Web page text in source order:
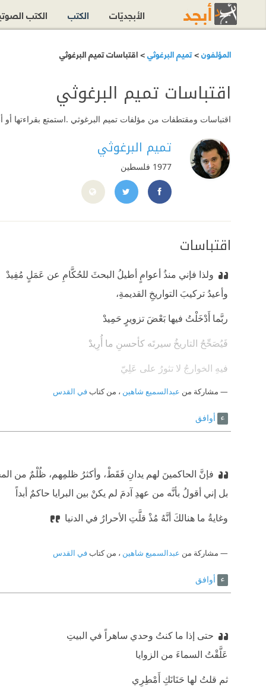
المؤلفون>تميم البرغوثي> اقتباسات تميم البرغوثي
اقتباسات تميم البرغوثي
اقتباسات ومقتطفات من مؤلفات تميم البرغوثي .استمتع بقراءتها
تميم البرغوثي
1977 فلسطين
TamimAlbarghouti
#!/TamimBarghouti
اقتباسات
ولذا فإني منذُ أعوامٍ أطيلُ البحثَ للحُكَّامِ عن عَمَلٍ مُفِيدْ
‫وأعيدُ تركيبَ التواريخِ القديمةِ،
‫ربَّما أَدْخَلْتُ فيها بَعْضَ تزويرٍ حَمِيدْ
‫فَيُصَحِّحُ التاريخُ سيرتَه كأحسنِ ما أُرِيدْ
‫فيهِ الخوارجُ لا تثورُ على عَلِيّ
‫ويثورُ فيهِ المسلمونَ على يَزِيدْ
ويطاف في الأسواق بابن العلقمي
مشاركة من عبدالسميع شاهين ، من كتابفي القدس
أوافق
فإنَّ الحاكمينَ لهم يدانِ فَقَطْ، وأكثرُ ظلمِهم، ظُلْمٌ من
‫بل إني أقولُ بأنَّه من عهدِ آدمَ لم يكنْ بين البرايا حاكمٌ أبداً
‫وغايةُ ما هنالكَ أنَّهُ مُذْ قلَّتِ الأحرارُ في الدنيا
مشاركة من عبدالسميع شاهين ، من كتابفي القدس
أوافق
حتى إذا ما كنتُ وحدي ساهراً في البيتِ
‫عَلَّقْتُ السماءَ من الزوايا
‫ثم قلتُ لها حَنَانَكِ أَمْطِرِي
الأبجديّات الكتب الكتب